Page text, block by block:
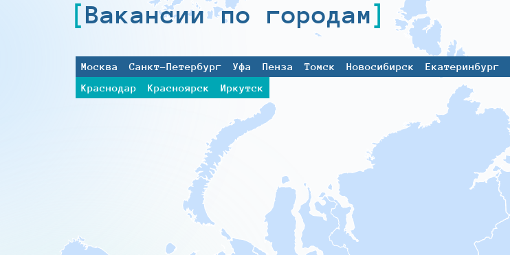
Вакансии по городам
Москва Санкт-Петербург Уфа Пенза Томск Новосибирск Екатеринбург
Краснодар
Красноярск Иркутск